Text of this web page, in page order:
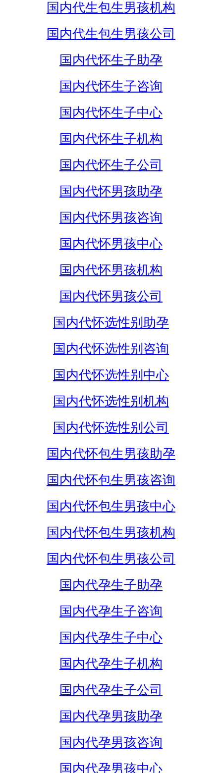
国内代生包生男孩机构
国内代生包生男孩公司
国内代怀生子助孕
国内代怀生子咨询
国内代怀生子中心
国内代怀生子机构
国内代怀生子公司
国内代怀男孩助孕
国内代怀男孩咨询
国内代怀男孩中心
国内代怀男孩机构
国内代怀男孩公司
国内代怀选性别助孕
国内代怀选性别咨询
国内代怀选性别中心
国内代怀选性别机构
国内代怀选性别公司
国内代怀包生男孩助孕
国内代怀包生男孩咨询
国内代怀包生男孩中心
国内代怀包生男孩机构
国内代怀包生男孩公司
国内代孕生子助孕
国内代孕生子咨询
国内代孕生子中心
国内代孕生子机构
国内代孕生子公司
国内代孕男孩助孕
国内代孕男孩咨询
国内代孕男孩中心